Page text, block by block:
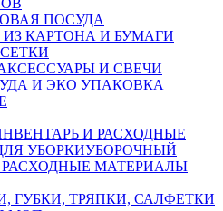
ПОСУДА
ИЗ КАРТОНА И БУМАГИ
И СВЕЧИ
И ЭКО УПАКОВКА
И РАСХОДНЫЕ
УБОРКИУБОРОЧНЫЙ
РАСХОДНЫЕ МАТЕРИАЛЫ
ГУБКИ, ТРЯПКИ, САЛФЕТКИ